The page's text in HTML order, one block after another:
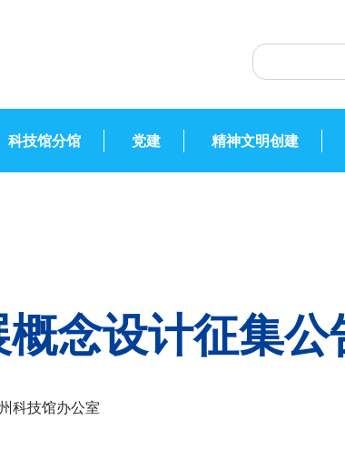
科技馆分馆 党建 精神文明创建
念设计征集公
科技馆办公室